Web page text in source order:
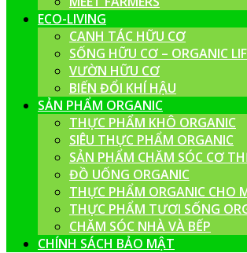
ECO-LIVING
CANH TÁC HỮU CƠ
SỐNG HỮU CƠ – ORGANIC
VƯỜN HỮU CƠ
BIẾN ĐỔI KHÍ HẬU
SẢN PHẨM ORGANIC
THỰC PHẨM KHÔ ORGANIC
SIÊU THỰC PHẨM ORGANIC
SẢN PHẨM CHĂM SÓC CƠ
ĐỒ UỐNG ORGANIC
THỰC PHẨM ORGANIC CHO
THỰC PHẨM TƯƠI SỐNG
CHĂM SÓC NHÀ VÀ BẾP
CHÍNH SÁCH BẢO MẬT